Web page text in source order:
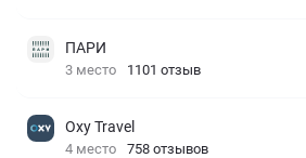
ПАРИ
3 место 1101 отзыв
Oxy Travel
4 место 758 отзывов